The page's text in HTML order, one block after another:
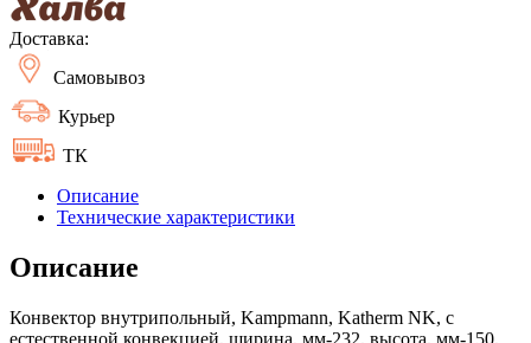
Доставка:
Самовывоз
Курьер
ТК
Описание
Технические характеристики
Описание
Конвектор внутрипольный, Kampmann, Katherm NK, с
естественной конвекцией, ширина, мм-232, высота, мм-150,